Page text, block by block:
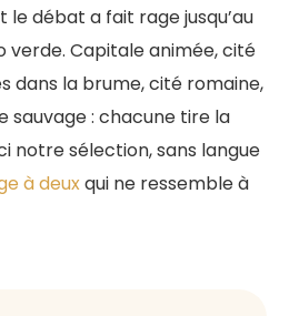
débat a fait rage jusqu’au
verde. Capitale animée, cité
dans la brume, cité romaine,
sauvage : chacune tire la
notre sélection, sans langue
à deuxqui ne ressemble à